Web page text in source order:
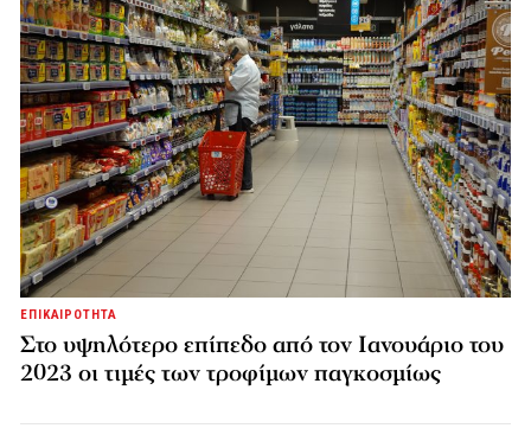
ΕΠΙΚΑΙΡΟΤΗΤΑ
Στο υψηλότερο επίπεδο από τον Ιανουάριο του
2023 οι τιμές των τροφίμων παγκοσμίως